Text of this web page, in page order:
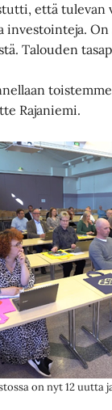
että tulevan
investointeja.
Talouden
Rajaniemi.
on nyt 12 uutta